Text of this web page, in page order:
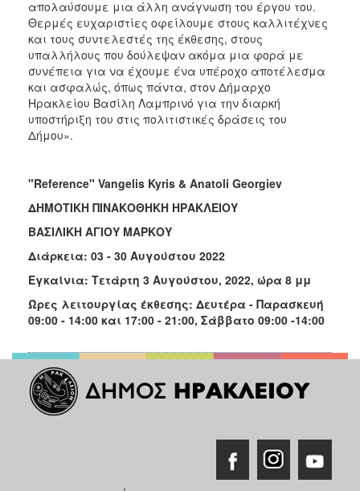
απολαύσουμε μια άλλη ανάγνωση του έργου του.
Θερμές ευχαριστίες οφείλουμε στους καλλιτέχνες
και τους συντελεστές της έκθεσης, στους
υπαλλήλους που δούλεψαν ακόμα μια φορά με
συνέπεια για να έχουμε ένα υπέροχο αποτέλεσμα
και ασφαλώς, όπως πάντα, στον Δήμαρχο
Ηρακλείου Βασίλη Λαμπρινό για την διαρκή
υποστήριξη του στις πολιτιστικές δράσεις του
Δήμου».
"Reference" Vangelis Kyris & Anatoli Georgiev
ΔΗΜΟΤΙΚΗ ΠΙΝΑΚΟΘΗΚΗ ΗΡΑΚΛΕΙΟΥ
ΒΑΣΙΛΙΚΗ ΑΓΙΟΥ ΜΑΡΚΟΥ
Διάρκεια: 03 - 30 Αυγούστου 2022
Εγκαίνια: Τετάρτη 3 Αυγούστου, 2022, ώρα 8 μμ
Ώρες λειτουργίας έκθεσης: Δευτέρα - Παρασκευή
09:00 - 14:00 και 17:00 - 21:00, Σάββατο 09:00 -14:00